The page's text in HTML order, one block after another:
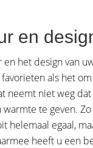
en
het design van
als het
neemt niet weg
te geven.
helemaal egaal,
heeft u een